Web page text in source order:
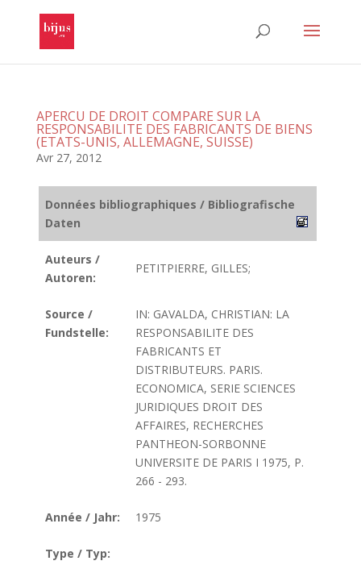
APERCU DE DROIT COMPARE SUR LA
RESPONSABILITE DES FABRICANTS DE BIENS
(ETATS-UNIS, ALLEMAGNE, SUISSE)
Avr 27, 2012
Données bibliographiques / Bibliografische
Daten
Auteurs /
Autoren:
PETITPIERRE, GILLES;
Source /
Fundstelle:
IN: GAVALDA, CHRISTIAN: LA
RESPONSABILITE DES
FABRICANTS ET
DISTRIBUTEURS. PARIS.
ECONOMICA, SERIE SCIENCES
JURIDIQUES DROIT DES
AFFAIRES, RECHERCHES
PANTHEON-SORBONNE
UNIVERSITE DE PARIS I 1975, P.
266 - 293.
Année / Jahr: 1975
Type / Typ: